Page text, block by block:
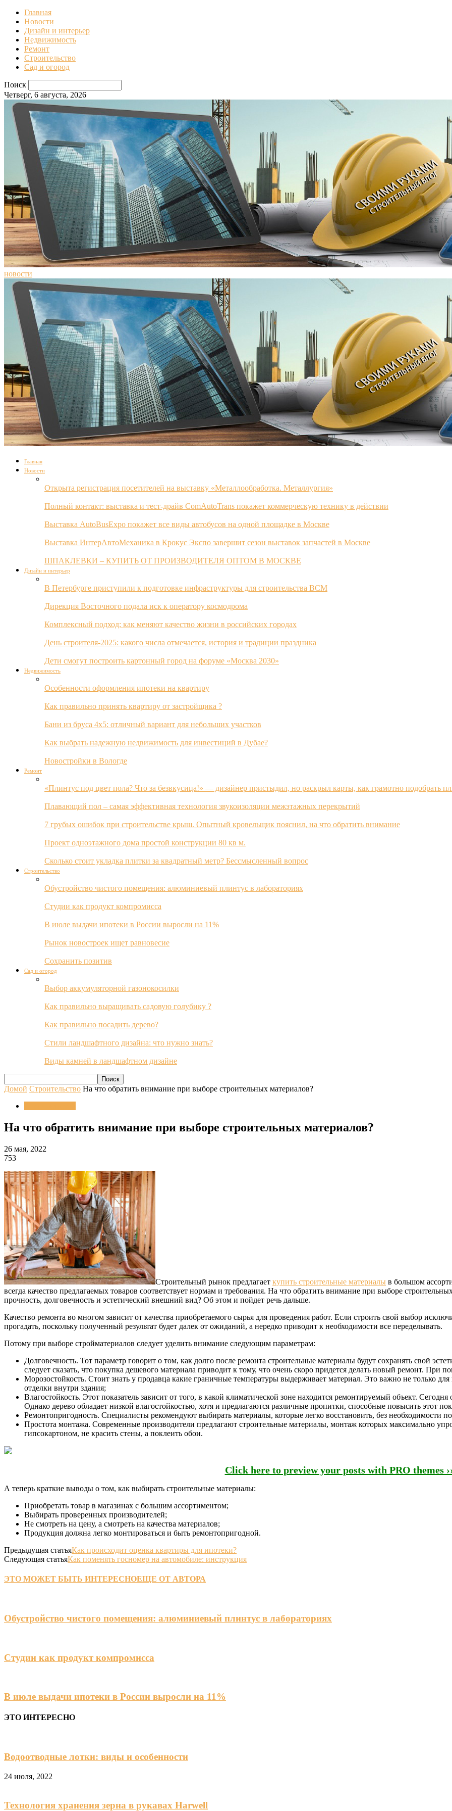
Главная
Новости
Дизайн и интерьер
Недвижимость
Ремонт
Строительство
Сад и огород
Поиск
Четверг, 6 августа, 2026
новости
Главная
Новости
Открыта регистрация посетителей на выставку «Металлообработка. Металлургия»
Полный контакт: выставка и тест-драйв ComAutoTrans покажет коммерческую технику в действии
Выставка AutoBusExpo покажет все виды автобусов на одной площадке в Москве
Выставка ИнтерАвтоМеханика в Крокус Экспо завершит сезон выставок запчастей в Москве
ШПАКЛЕВКИ – КУПИТЬ ОТ ПРОИЗВОДИТЕЛЯ ОПТОМ В МОСКВЕ
Дизайн и интерьер
В Петербурге приступили к подготовке инфраструктуры для строительства ВСМ
Дирекция Восточного подала иск к оператору космодрома
Комплексный подход: как меняют качество жизни в российских городах
День строителя-2025: какого числа отмечается, история и традиции праздника
Дети смогут построить картонный город на форуме «Москва 2030»
Недвижимость
Особенности оформления ипотеки на квартиру
Как правильно принять квартиру от застройщика ?
Бани из бруса 4х5: отличный вариант для небольших участков
Как выбрать надежную недвижимость для инвестиций в Дубае?
Новостройки в Вологде
Ремонт
«Плинтус под цвет пола? Что за безвкусица!» — дизайнер пристыдил, но раскрыл карты, как грамотно подобрать
Плавающий пол – самая эффективная технология звукоизоляции межэтажных перекрытий
7 грубых ошибок при строительстве крыш. Опытный кровельщик пояснил, на что обратить внимание
Проект одноэтажного дома простой конструкции 80 кв м.
Сколько стоит укладка плитки за квадратный метр? Бессмысленный вопрос
Строительство
Обустройство чистого помещения: алюминиевый плинтус в лабораториях
Студии как продукт компромисса
В июле выдачи ипотеки в России выросли на 11%
Рынок новостроек ищет равновесие
Сохранить позитив
Сад и огород
Выбор аккумуляторной газонокосилки
Как правильно выращивать садовую голубику ?
Как правильно посадить дерево?
Стили ландшафтного дизайна: что нужно знать?
Виды камней в ландшафтном дизайне
Домой Строительство На что обратить внимание при выборе строительных материалов?
На что обратить внимание при выборе строительных материалов?
26 мая, 2022
753
Строительный рынок предлагает купить строительные материалы в большом
всегда качество предлагаемых товаров соответствует нормам и требования. На что обратить внимание при выборе
прочность, долговечность и эстетический внешний вид? Об этом и пойдет речь дальше.
Качество ремонта во многом зависит от качества приобретаемого сырья для проведения работ. Если строить свой выбор
прогадать, поскольку полученный результат будет далек от ожиданий, а нередко приводит к необходимости все переделывать.
Потому при выборе стройматериалов следует уделить внимание следующим параметрам:
Долговечность. Тот параметр говорит о том, как долго после ремонта строительные материалы будут сохранять свой
следует сказать, что покупка дешевого материала приводит к тому, что очень скоро придется делать новый ремонт. При
Морозостойкость. Стоит знать у продавца какие граничные температуры выдерживает материал. Это важно не только
отделки внутри здания;
Влагостойкость. Этот показатель зависит от того, в какой климатической зоне находится ремонтируемый объект.
Однако дерево обладает низкой влагостойкостью, хотя и предлагаются различные пропитки, способные повысить этот
Ремонтопригодность. Специалисты рекомендуют выбирать материалы, которые легко восстановить, без необходимости
Простота монтажа. Современные производители предлагают строительные материалы, монтаж которых максимально
гипсокартоном, не красить стены, а поклеить обои.
Click here to preview your posts with PRO themes
А теперь краткие выводы о том, как выбирать строительные материалы:
Приобретать товар в магазинах с большим ассортиментом;
Выбирать проверенных производителей;
Не смотреть на цену, а смотреть на качества материалов;
Продукция должна легко монтироваться и быть ремонтопригодной.
Предыдущая статьяКак происходит оценка квартиры для ипотеки?
Следующая статьяКак поменять госномер на автомобиле: инструкция
ЭТО МОЖЕТ БЫТЬ ИНТЕРЕСНОЕЩЕ ОТ АВТОРА
Обустройство чистого помещения: алюминиевый плинтус в лабораториях
Студии как продукт компромисса
В июле выдачи ипотеки в России выросли на 11%
ЭТО ИНТЕРЕСНО
Водоотводные лотки: виды и особенности
24 июля, 2022
Технология хранения зерна в рукавах Harwell